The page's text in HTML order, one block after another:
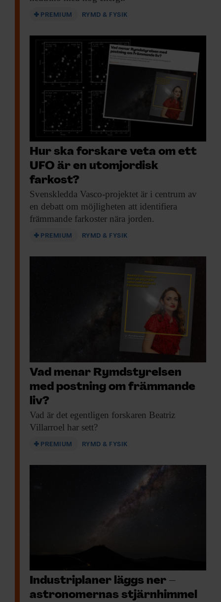
PREMIUM RYMD & FYSIK
Hur ska forskare veta om ett
UFO är en utomjordisk
farkost?
Svenskledda Vasco-projektet är i centrum av
en debatt om möjligheten att identifiera
främmande farkoster nära jorden.
PREMIUM RYMD & FYSIK
Vad menar Rymdstyrelsen
med postning om främmande
liv?
Vad är det egentligen forskaren Beatriz
Villarroel har sett?
PREMIUM RYMD & FYSIK
Industriplaner läggs ner –
astronomernas stjärnhimmel